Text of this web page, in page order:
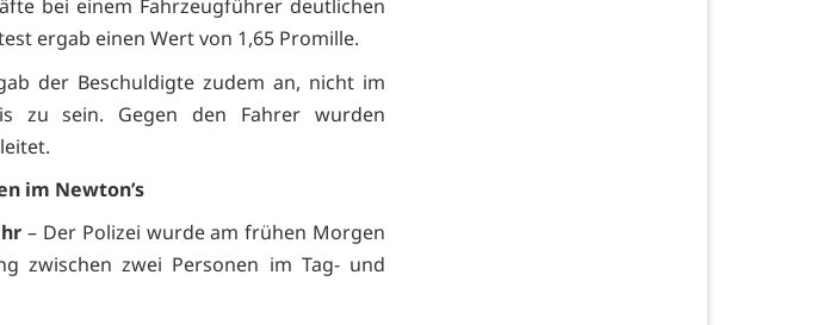
bei einem Fahrzeugführer deutlichen
ergab einen Wert von 1,65 Promille.
der Beschuldigte zudem an, nicht im
zu sein. Gegen den Fahrer wurden
im Newton’s
– Der Polizei wurde am frühen Morgen
zwischen zwei Personen im Tag- und